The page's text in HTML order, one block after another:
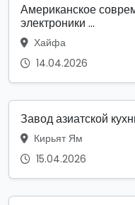
Американское
электроники ...
Хайфа
14.04.2026
Завод азиатской
Кирьят Ям
15.04.2026